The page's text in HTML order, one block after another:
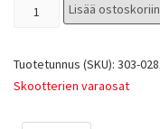
Lisää ostoskoriin
Tuotetunnus (SKU): 303-
Skootterien varaosat